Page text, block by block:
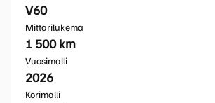
V60
Mittarilukema
1 500 km
Vuosimalli
2026
Korimalli